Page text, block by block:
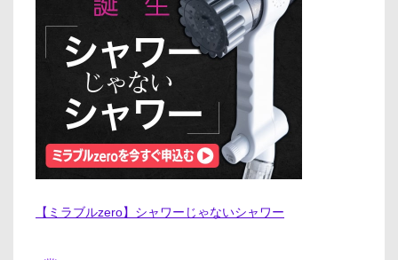
【ミラブルzero】シャワーじゃないシャワー